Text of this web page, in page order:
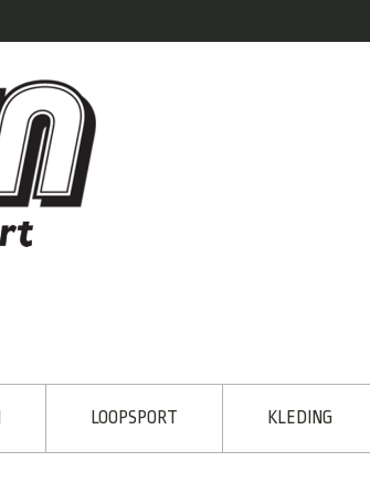
LOOPSPORT KLEDING